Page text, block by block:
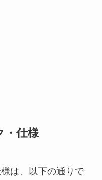
・仕様
は、以下の通りで